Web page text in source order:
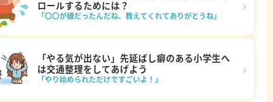
ロールするためには？
「〇〇が嫌だったんだね、教えてくれてありがとうね」
›
「やる気が出ない」先延ばし癖のある小学生へ
は交通整理をしてあげよう
「やり始められただけですごいよ！」
›